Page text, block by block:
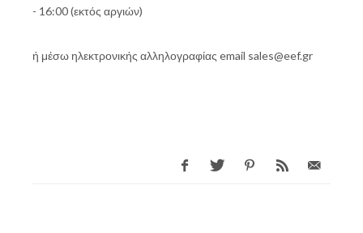
- 16:00 (εκτός αργιών)
ή μέσω ηλεκτρονικής αλληλογραφίας email sales@eef.gr